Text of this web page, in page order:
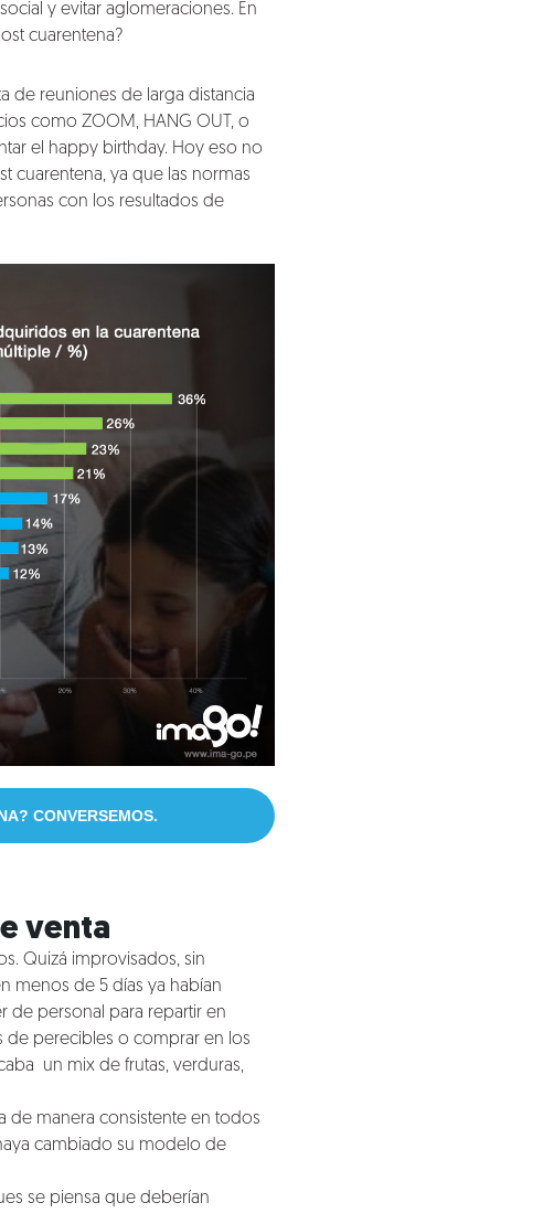
y evitar aglomeraciones. En
cuarentena?
de reuniones de larga distancia
como ZOOM, HANG OUT, o
el happy birthday. Hoy eso no
cuarentena, ya que las normas
con los resultados de
CONVERSEMOS.
venta
Quizá improvisados, sin
menos de 5 días ya habían
de personal para repartir en
de perecibles o comprar en los
un mix de frutas, verduras,
de manera consistente en todos
cambiado su modelo de
se piensa que deberían